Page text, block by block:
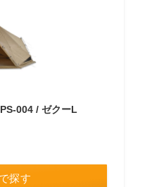
004 / ゼクーL
探す